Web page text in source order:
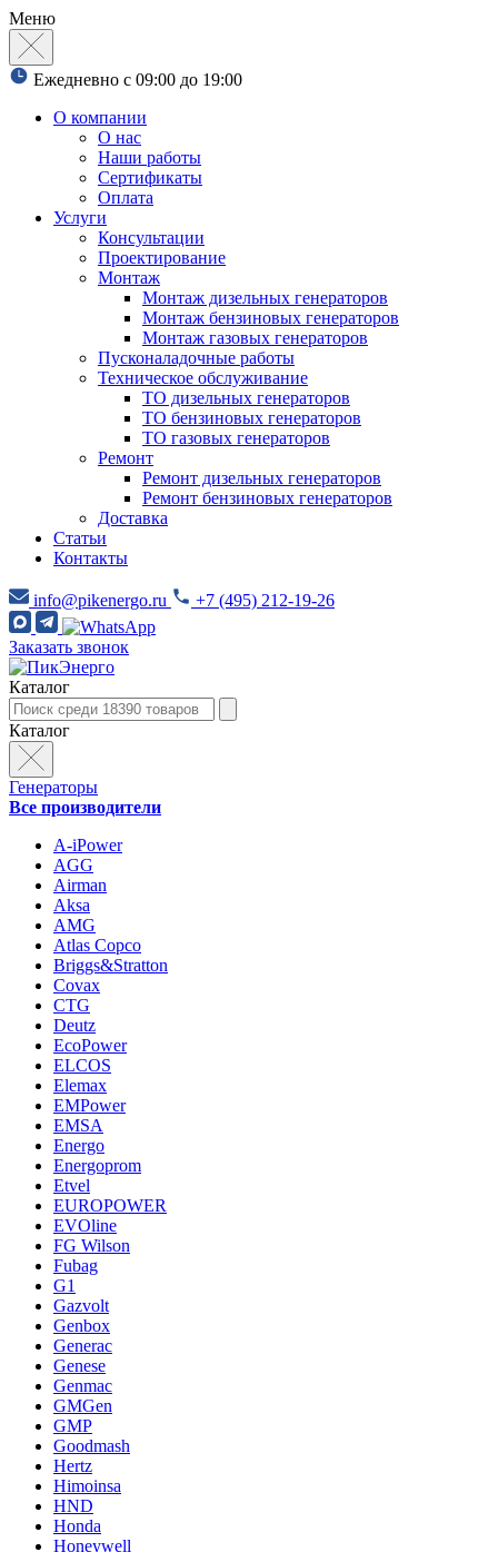
Меню
Ежедневно с 09:00 до 19:00
О компании
О нас
Наши работы
Сертификаты
Оплата
Услуги
Консультации
Проектирование
Монтаж
Монтаж дизельных генераторов
Монтаж бензиновых генераторов
Монтаж газовых генераторов
Пусконаладочные работы
Техническое обслуживание
ТО дизельных генераторов
ТО бензиновых генераторов
ТО газовых генераторов
Ремонт
Ремонт дизельных генераторов
Ремонт бензиновых генераторов
Доставка
Статьи
Контакты
info@pikenergo.ru +7 (495) 212-19-26
Заказать звонок
Каталог
Каталог
Генераторы
Все производители
A-iPower
AGG
Airman
Aksa
AMG
Atlas Copco
Briggs&Stratton
Covax
CTG
Deutz
EcoPower
ELCOS
Elemax
EMPower
EMSA
Energo
Energoprom
Etvel
EUROPOWER
EVOline
FG Wilson
Fubag
G1
Gazvolt
Genbox
Generac
Genese
Genmac
GMGen
GMP
Goodmash
Hertz
Himoinsa
HND
Honda
Honeywell